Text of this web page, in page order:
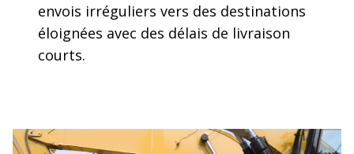
envois irréguliers vers des destinations
éloignées avec des délais de livraison
courts.